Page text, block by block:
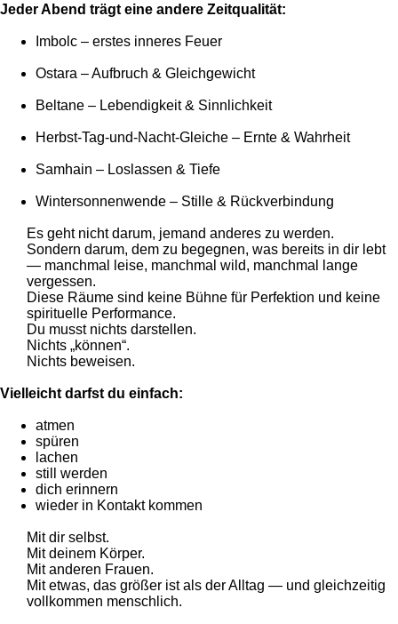
Jeder Abend trägt eine andere Zeitqualität:
Imbolc – erstes inneres Feuer
Ostara – Aufbruch & Gleichgewicht
Beltane – Lebendigkeit & Sinnlichkeit
Herbst-Tag-und-Nacht-Gleiche – Ernte & Wahrheit
Samhain – Loslassen & Tiefe
Wintersonnenwende – Stille & Rückverbindung
Es geht nicht darum, jemand anderes zu werden.
Sondern darum, dem zu begegnen, was bereits in dir lebt
— manchmal leise, manchmal wild, manchmal lange
vergessen.
Diese Räume sind keine Bühne für Perfektion und keine
spirituelle Performance.
Du musst nichts darstellen.
Nichts „können“.
Nichts beweisen.
Vielleicht darfst du einfach:
atmen
spüren
lachen
still werden
dich erinnern
wieder in Kontakt kommen
Mit dir selbst.
Mit deinem Körper.
Mit anderen Frauen.
Mit etwas, das größer ist als der Alltag — und gleichzeitig
vollkommen menschlich.